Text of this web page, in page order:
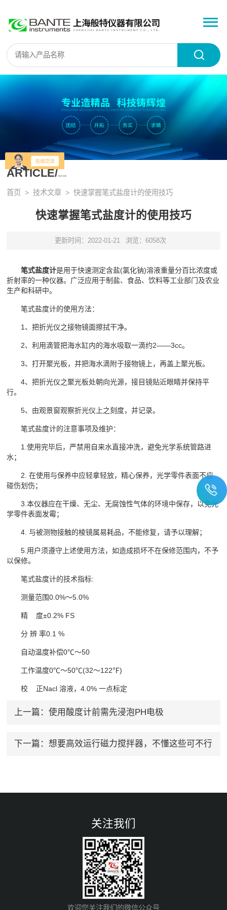
ARTICLE/技术文章
首页 >技术文章 > 快速掌握笔式盐度计的使用技巧
快速掌握笔式盐度计的使用技巧
更新时间：2022-01-21 浏览：6058次
笔式盐度计是用于快速测定含盐(氯化钠)溶液重量分百比浓度或
折射率的一种仪器。广泛应用于制盐、食品、饮料等工业部门及农业
生产和科研中。
笔式盐度计的使用方法：
1、把折光仪之接物镜面擦拭干净。
2、利用滴管把海水缸内的海水吸取一滴约2——3cc。
3、打开聚光板，并把海水滴附于接物镜上，再盖上聚光板。
4、把折光仪之聚光板处朝向光源，接目镜贴近眼睛并保持平
行。
5、由观景窗观察折光仪上之刻度，并记录。
笔式盐度计的注意事项及维护：
1.使用完毕后，严禁用自来水直接冲洗，避免光学系统管路进
水；
2. 在使用与保养中应轻拿轻放，精心保养，光学零件表面不应
碰伤划伤；
3.本仪器应在干燥、无尘、无腐蚀性气体的环境中保存，以免光
学零件表面发霉；
4. 与被测物接触的棱镜属易耗品，不能修复，请予以理解；
5.用户须遵守上述使用方法，如造成损坏不在保修范围内，不予
以保修。
笔式盐度计的技术指标:
测量范围0.0%～5.0%
精 度±0.2% FS
分 辨 率0.1 %
自动温度补偿0℃～50
工作温度0℃～50℃(32～122℉)
校 正Nacl 溶液，4.0% 一点标定
上一篇： 使用酸度计前需先浸泡PH电极
下一篇： 想要高效运行磁力搅拌器，不懂这些可不行
关注我们
欢迎您关注我们的微信公众号